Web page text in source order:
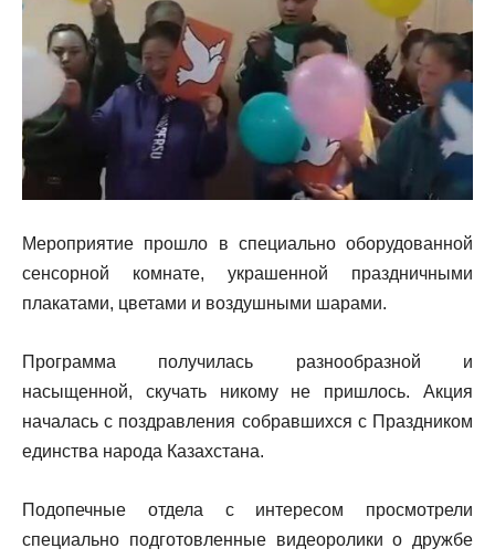
Мероприятие прошло в специально оборудованной
сенсорной комнате, украшенной праздничными
плакатами, цветами и воздушными шарами.
Программа получилась разнообразной и
насыщенной, скучать никому не пришлось. Акция
началась с поздравления собравшихся с Праздником
единства народа Казахстана.
Подопечные отдела с интересом просмотрели
специально подготовленные видеоролики о дружбе